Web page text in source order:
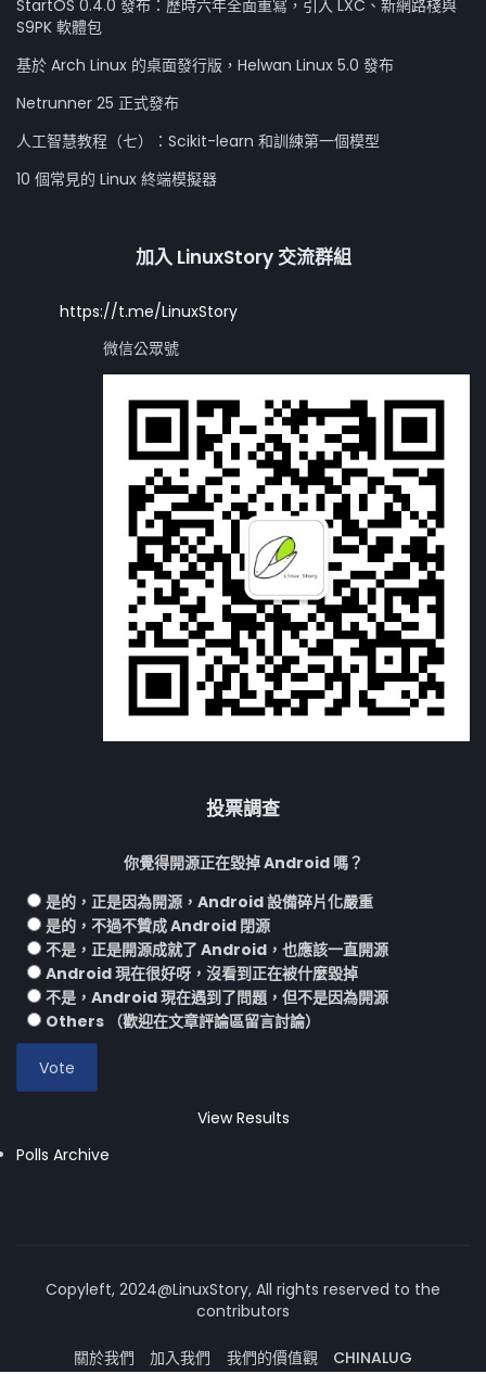
StartOS 0.4.0 發布：歷時六年全面重寫，引入 LXC、新網路棧與
S9PK 軟體包
基於 Arch Linux 的桌面發行版，Helwan Linux 5.0 發布
Netrunner 25 正式發布
人工智慧教程（七）：Scikit-learn 和訓練第一個模型
10 個常見的 Linux 終端模擬器
加入 LinuxStory 交流群組
https://t.me/LinuxStory
微信公眾號
投票調查
你覺得開源正在毀掉 Android 嗎？
是的，正是因為開源，Android 設備碎片化嚴重
是的，不過不贊成 Android 閉源
不是，正是開源成就了 Android，也應該一直開源
Android 現在很好呀，沒看到正在被什麼毀掉
不是，Android 現在遇到了問題，但不是因為開源
Others （歡迎在文章評論區留言討論）
View Results
Polls Archive
Copyleft, 2024@LinuxStory, All rights reserved to the
contributors
關於我們 加入我們 我們的價值觀 CHINALUG